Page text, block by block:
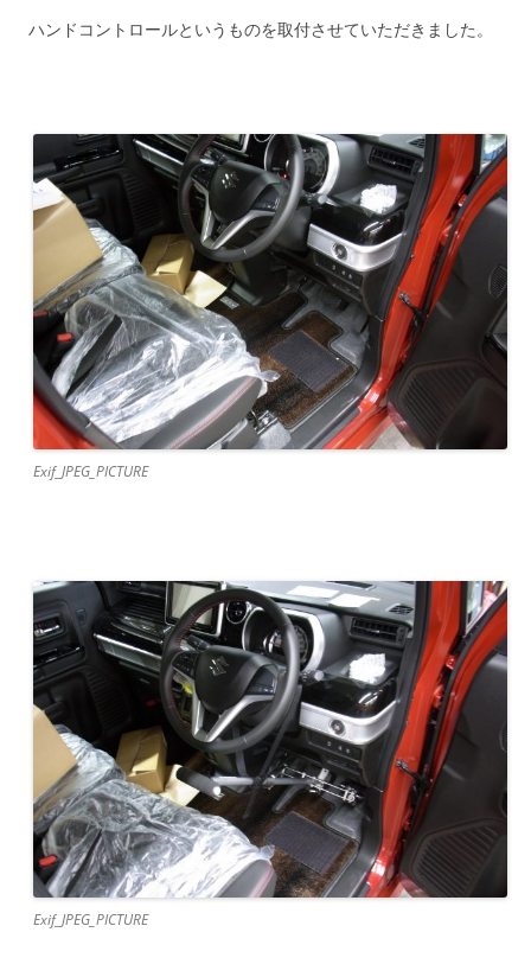
ハンドコントロールというものを取付させていただきました。
Exif_JPEG_PICTURE
Exif_JPEG_PICTURE